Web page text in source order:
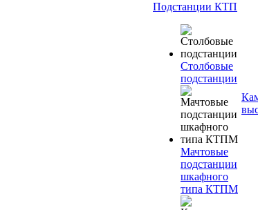
Подстанции КТП
Столбовые
подстанции
Мачтовые
подстанции
шкафного
типа КТПМ